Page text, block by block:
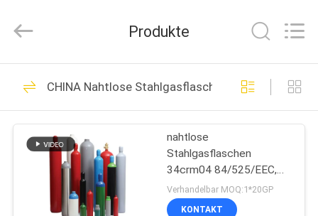
HAUS
PRODUKTE
VIDEOS
Reserved.
UL-Feuerlöscher
15
Produkte
CHINA Nahtlose Stahlgasflasche
nahtlose
Stahlgasflaschen
34crm04 84/525/EEC,
die Druckgasflaschen
versenden
Verhandelbar MOQ:1*20GP
KONTAKT